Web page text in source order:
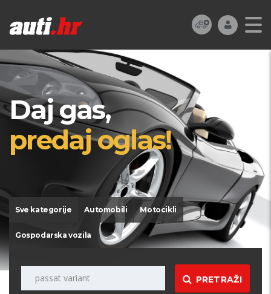
Daj gas,
predaj oglas!
Sve kategorije Automobili Motocikli
Gospodarska vozila
PRETRAŽI